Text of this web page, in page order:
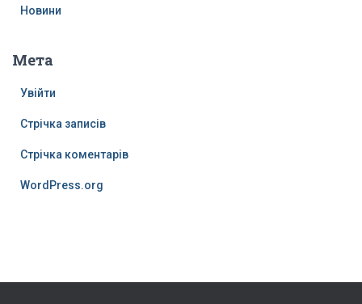
Новини
Мета
Увійти
Стрічка записів
Стрічка коментарів
WordPress.org